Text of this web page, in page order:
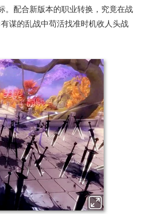
。配合新版本的职业转换，究竟在战
谋的乱战中苟活找准时机收人头战